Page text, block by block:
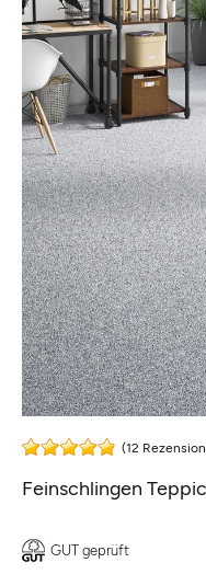
(12
Feinschlingen
GUT geprüft